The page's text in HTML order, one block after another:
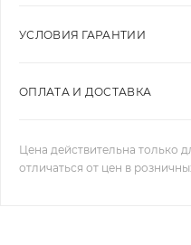
УСЛОВИЯ ГАРАНТИИ
ОПЛАТА И ДОСТАВКА
Цена действительна только
отличаться от цен в